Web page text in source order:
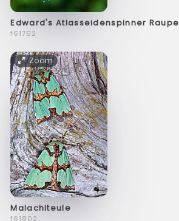
Edward's Atlasseidenspinner Raupe
f61762
Zoom
Malachiteule
f61802